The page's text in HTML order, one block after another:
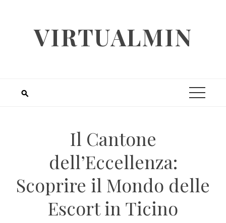
VIRTUALMIN
Il Cantone
dell’Eccellenza:
Scoprire il Mondo delle
Escort in Ticino